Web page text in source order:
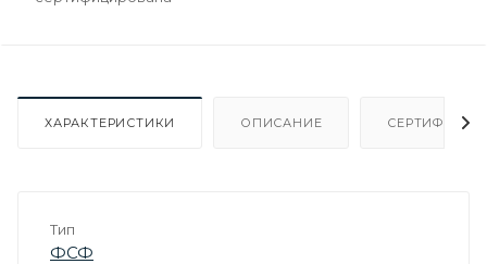
ХАРАКТЕРИСТИКИ ОПИСАНИЕ
Тип
ФСФ